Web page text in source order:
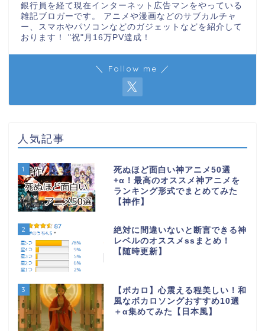
銀行員を経て現在インターネット広告マンをやっている
雑記ブロガーです。 アニメや漫画などのサブカルチャ
ー、スマホやパソコンなどのガジェットなどを紹介して
おります！ "祝"月16万PV達成！
＼ Follow me ／
人気記事
1
死ぬほど面白い神アニメ50選
+α！最高のオススメ神アニメを
ランキング形式でまとめてみた
【神作】
2
絶対に間違いないと断言できる神
レベルのオススメssまとめ！
【随時更新】
3
【ボカロ】心震える程美しい！和
風なボカロソングおすすめ10選
＋α集めてみた【日本風】